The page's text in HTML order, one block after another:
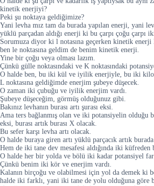
kinetik enerjiyi?
Peki şu noktaya geldiğimize?
Yani levha mız tam da burada yapılan enerji, yani
yüklü parçadan aldığı enerji ki bu çarpı çoğu çarpı
Sorumuza diyor ki l notasına geçerken kinetik
ben le noktasına geldim de benim kinetik enerji.
Yine bir çoğu veya olması lazım.
Çünkü gülle noktasındaki ve K noktasındaki
O halde ben, bu iki kül ve iyilik enerjiyle, bu iki
L noktasına geldiğimde enerjim şubeye düşecek.
O zaman iki çubuğu ve iyilik enerjim vardı.
Şubeye düşeceğim, görmüş olduğunuz gibi.
Bakınız levhanın burası artı şurası eksi.
Ama ters bağlanmış olan ve iki potansiyelin olduğu
eksi, burası artık burası X olacak.
Bu sefer karşı levha artı olacak.
O halde buraya giren artı yüklü parçacık artık
Hem de iki tane dev mesafesi aldığında iki
O halde her bir yolda ve bölü iki kadar potansiyel
Çünkü benim iki kör ve enerjim vardı.
Kalanın birçoğu ve olabilmesi için yol da demek ki
halde iki farklı, yani iki tane de yolu olduğuna göre